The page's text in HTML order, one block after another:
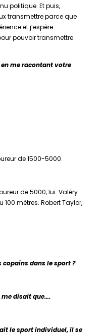
politique. Et puis,
transmettre parce que
et j’espère
pouvoir transmettre
en me racontant votre
de 1500-5000.
de 5000, lui. Valéry
mètres. Robert Taylor,
dans le sport ?
me disait que….
le sport individuel, il se